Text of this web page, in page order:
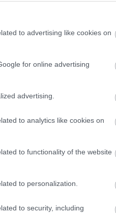
to advertising like cookies on
for online advertising
advertising.
to analytics like cookies on
to functionality of the website
to personalization.
to security, including
ki zmanjšujejo trenje
kolka, pogosto pa je
ali ponavljajoči se
med gibanjem.
občutek,
Te težave so lahko
s hrbtenico.
in občutek "škrtanja" v
ali hrbtenice, saj